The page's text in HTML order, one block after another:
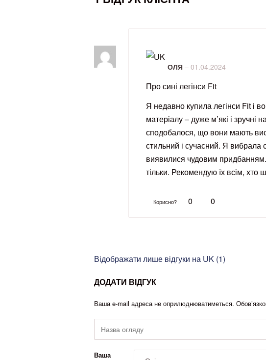
ОЛЯ – 01.04.2024
Про сині легінси Fit
Я недавно купила легінси Fit і
матеріалу – дуже м’які і зручні
сподобалося, що вони мають
стильний і сучасний. Я вибрала
виявилися чудовим
тільки. Рекомендую їх всім, хто
Корисно? 0 0
Відображати лише відгуки на UK (1)
ДОДАТИ ВІДГУК
Ваша e-mail адреса не оприлюднюватиметься.
Ваша